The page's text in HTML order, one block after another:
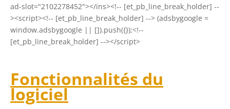
ad-slot="2102278452"></ins><!-- [et_pb_line_break_holder] --
><script><!-- [et_pb_line_break_holder] --> (adsbygoogle =
window.adsbygoogle || []).push({});<!--
[et_pb_line_break_holder] --></script>
Fonctionnalités du
logiciel